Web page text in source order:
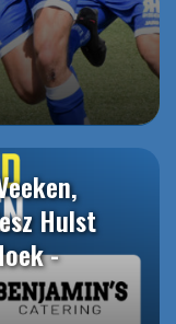
Hulst
-